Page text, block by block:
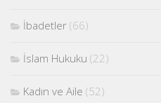
İbadetler (66)
İslam Hukuku (22)
Kadın ve Aile (52)